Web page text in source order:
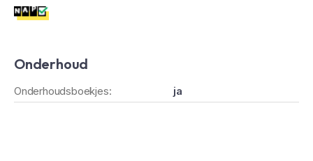
Onderhoud
Onderhoudsboekjes: ja